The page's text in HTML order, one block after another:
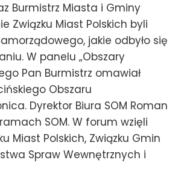
Burmistrz Miasta i Gminy
Związku Miast Polskich byli
jakie odbyło się
W panelu „Obszary
Pan Burmistrz omawiał
Obszaru
Dyrektor Biura SOM Roman
SOM. W forum wzięli
Miast Polskich, Związku Gmin
Spraw Wewnętrznych i